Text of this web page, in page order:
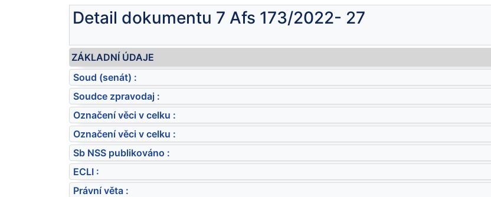
Detail dokumentu 7 Afs 173/2022- 27
ZÁKLADNÍ ÚDAJE
Soud (senát) :
Soudce zpravodaj :
Označení věci v celku :
Označení věci v celku :
Sb NSS publikováno :
ECLI :
Právní věta :